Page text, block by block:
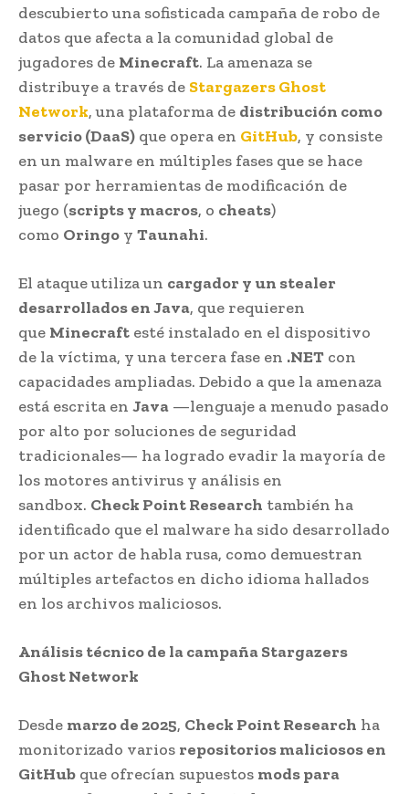
descubierto una sofisticada campaña de robo de
datos que afecta a la comunidad global de
jugadores de Minecraft. La amenaza se
distribuye a través de Stargazers Ghost
Network, una plataforma de distribución como
servicio (DaaS) que opera en GitHub, y consiste
en un malware en múltiples fases que se hace
pasar por herramientas de modificación de
juego (scripts y macros, o cheats)
como Oringo y Taunahi.
El ataque utiliza un cargador y un stealer
desarrollados en Java, que requieren
que Minecraft esté instalado en el dispositivo
de la víctima, y una tercera fase en .NET con
capacidades ampliadas. Debido a que la amenaza
está escrita en Java —lenguaje a menudo pasado
por alto por soluciones de seguridad
tradicionales— ha logrado evadir la mayoría de
los motores antivirus y análisis en
sandbox. Check Point Research también ha
identificado que el malware ha sido desarrollado
por un actor de habla rusa, como demuestran
múltiples artefactos en dicho idioma hallados
en los archivos maliciosos.
Análisis técnico de la campaña Stargazers
Ghost Network
Desde marzo de 2025, Check Point Research ha
monitorizado varios repositorios maliciosos en
GitHub que ofrecían supuestos mods para